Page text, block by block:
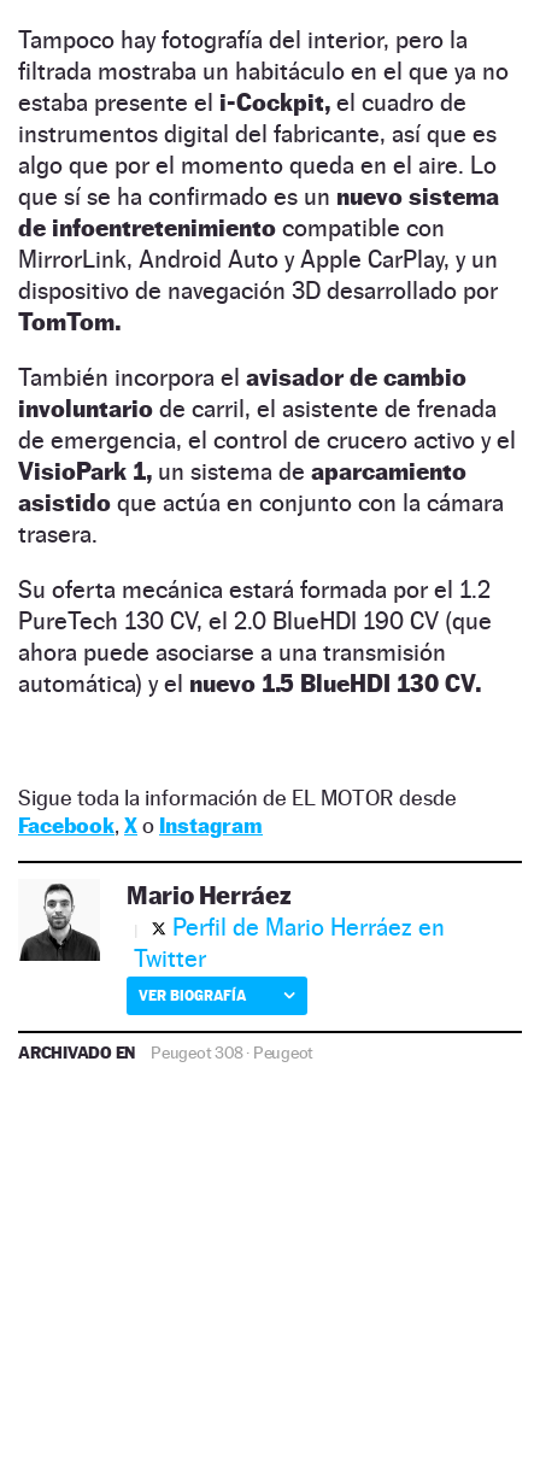
Tampoco hay fotografía del interior, pero la
filtrada mostraba un habitáculo en el que ya no
estaba presente el i-Cockpit, el cuadro de
instrumentos digital del fabricante, así que es
algo que por el momento queda en el aire. Lo
que sí se ha confirmado es un nuevo sistema
de infoentretenimiento compatible con
MirrorLink, Android Auto y Apple CarPlay, y un
dispositivo de navegación 3D desarrollado por
TomTom.
También incorpora el avisador de cambio
involuntario de carril, el asistente de frenada
de emergencia, el control de crucero activo y el
VisioPark 1, un sistema de aparcamiento
asistido que actúa en conjunto con la cámara
trasera.
Su oferta mecánica estará formada por el 1.2
PureTech 130 CV, el 2.0 BlueHDI 190 CV (que
ahora puede asociarse a una transmisión
automática) y el nuevo 1.5 BlueHDI 130 CV.
Sigue toda la información de EL MOTOR desde
Facebook, Xo Instagram
Mario Herráez
Perfil de Mario Herráez en
Twitter
VER BIOGRAFÍA
ARCHIVADO EN Peugeot 308· Peugeot